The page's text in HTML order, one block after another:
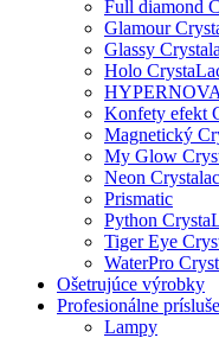
Full diamond
Glamour
Glassy
Holo
Konfety efekt
Magnetický
My Glow
Neon Crystalac
Prismatic
Python
Tiger Eye
WaterPro
Ošetrujúce výrobky
Profesionálne
Lampy